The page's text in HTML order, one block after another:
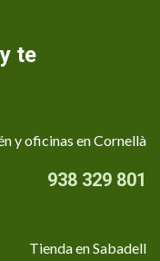
te
y oficinas en Cornellà
938 329 801
Tienda en Sabadell